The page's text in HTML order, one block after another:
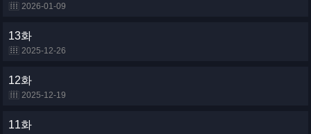
2026-01-09
13화
2025-12-26
12화
2025-12-19
11화